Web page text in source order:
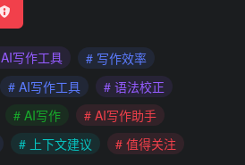
AI写作工具
# 写作效率
# AI写作工具
# 语法校正
# AI写作
# AI写作助手
# 上下文建议 # 值得关注